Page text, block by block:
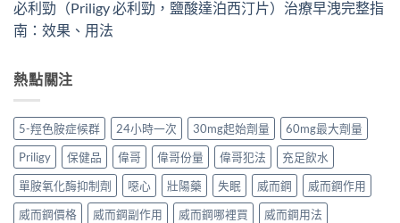
必利勁（Priligy 必利勁，鹽酸達泊西汀片）治療早洩完整指
南：效果、用法
熱點關注
5-羥色胺症候群 24小時一次 30mg起始劑量
60mg最大劑量
Priligy
保健品 偉哥 偉哥份量 偉哥犯法
充足飲水
單胺氧化酶抑制劑
噁心 壯陽藥 失眠 威而鋼
威而鋼作用
威而鋼價格
威而鋼副作用 威而鋼哪裡買
威而鋼用法